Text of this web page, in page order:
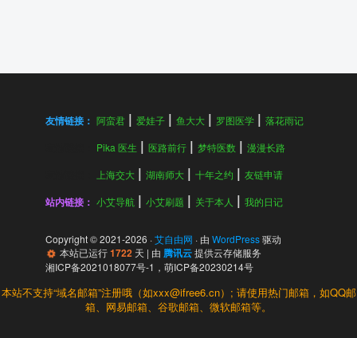
友情链接： 阿蛮君 爱娃子 鱼大大 罗图医学 落花雨记
Pika 医生 医路前行 梦特医数 漫漫长路
上海交大 湖南师大 十年之约 友链申请
站内链接： 小艾导航 小艾刷题 关于本人 我的日记
Copyright © 2021-2026 ·艾自由网 · 由 WordPress驱动
本站已运行1722 天 | 由 腾讯云 提供云存储服务
湘ICP备2021018077号-1 ， 萌ICP备20230214号
本站不支持“域名邮箱”注册哦（如xxx@ifree6.cn）; 请使用热门邮箱，如QQ邮
箱、网易邮箱、谷歌邮箱、微软邮箱等。